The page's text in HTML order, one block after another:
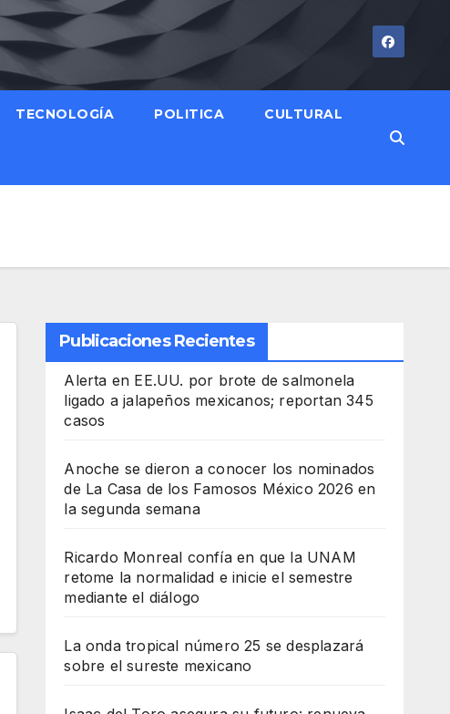
TECNOLOGÍA POLITICA CULTURAL
Publicaciones Recientes
Alerta en EE.UU. por brote de salmonela
ligado a jalapeños mexicanos; reportan 345
casos
Anoche se dieron a conocer los nominados
de La Casa de los Famosos México 2026 en
la segunda semana
Ricardo Monreal confía en que la UNAM
retome la normalidad e inicie el semestre
mediante el diálogo
La onda tropical número 25 se desplazará
sobre el sureste mexicano